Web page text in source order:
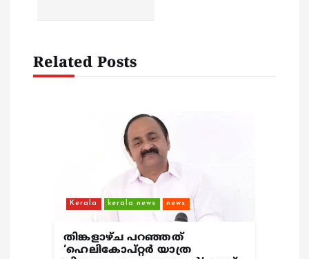
g
Related Posts
Kerala kerala news news
തിങ്കളാഴ്ച പറഞ്ഞത്
‘ഹെലികോപ്റ്റർ യാത്ര